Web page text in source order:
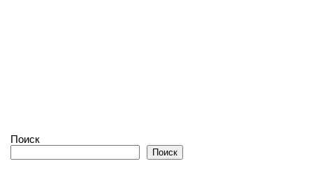
Поиск
Поиск